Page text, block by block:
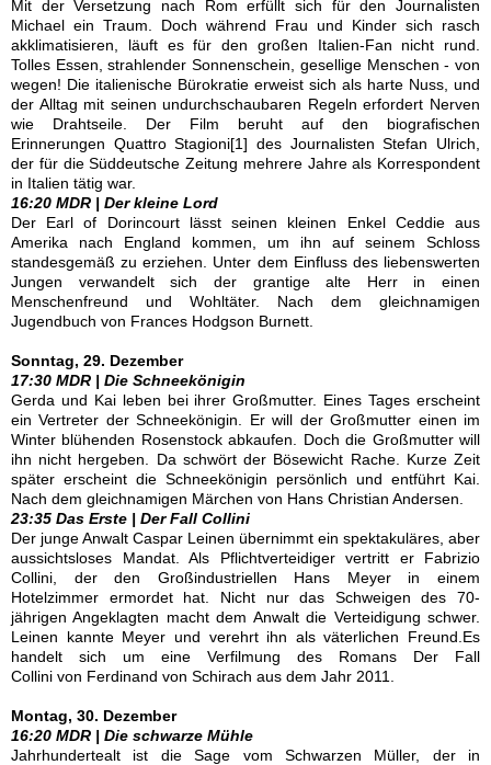
Mit der Versetzung nach Rom erfüllt sich für den Journalisten
Michael ein Traum. Doch während Frau und Kinder sich rasch
akklimatisieren, läuft es für den großen Italien-Fan nicht rund.
Tolles Essen, strahlender Sonnenschein, gesellige Menschen - von
wegen! Die italienische Bürokratie erweist sich als harte Nuss, und
der Alltag mit seinen undurchschaubaren Regeln erfordert Nerven
wie Drahtseile. Der Film beruht auf den biografischen
Erinnerungen Quattro Stagioni[1] des Journalisten Stefan Ulrich,
der für die Süddeutsche Zeitung mehrere Jahre als Korrespondent
in Italien tätig war.
16:20 MDR | Der kleine Lord
Der Earl of Dorincourt lässt seinen kleinen Enkel Ceddie aus
Amerika nach England kommen, um ihn auf seinem Schloss
standesgemäß zu erziehen. Unter dem Einfluss des liebenswerten
Jungen verwandelt sich der grantige alte Herr in einen
Menschenfreund und Wohltäter. Nach dem gleichnamigen
Jugendbuch von Frances Hodgson Burnett.
Sonntag, 29. Dezember
17:30 MDR | Die Schneekönigin
Gerda und Kai leben bei ihrer Großmutter. Eines Tages erscheint
ein Vertreter der Schneekönigin. Er will der Großmutter einen im
Winter blühenden Rosenstock abkaufen. Doch die Großmutter will
ihn nicht hergeben. Da schwört der Bösewicht Rache. Kurze Zeit
später erscheint die Schneekönigin persönlich und entführt Kai.
Nach dem gleichnamigen Märchen von Hans Christian Andersen.
23:35 Das Erste | Der Fall Collini
Der junge Anwalt Caspar Leinen übernimmt ein spektakuläres, aber
aussichtsloses Mandat. Als Pflichtverteidiger vertritt er Fabrizio
Collini, der den Großindustriellen Hans Meyer in einem
Hotelzimmer ermordet hat. Nicht nur das Schweigen des 70-
jährigen Angeklagten macht dem Anwalt die Verteidigung schwer.
Leinen kannte Meyer und verehrt ihn als väterlichen Freund.Es
handelt sich um eine Verfilmung des Romans Der Fall
Collini von Ferdinand von Schirach aus dem Jahr 2011.
Montag, 30. Dezember
16:20 MDR | Die schwarze Mühle
Jahrhundertealt ist die Sage vom Schwarzen Müller, der in